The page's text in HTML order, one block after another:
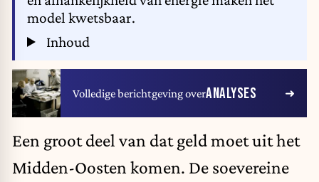
model kwetsbaar.
Inhoud
Volledige berichtgeving overANALYSES
Een groot deel van dat geld moet uit het
Midden-Oosten komen. De soevereine